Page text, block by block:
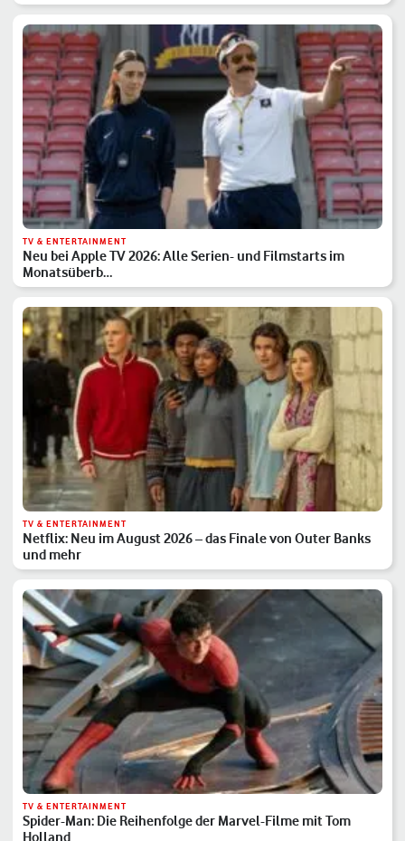
TV & ENTERTAINMENT
Neu bei Apple TV 2026: Alle Serien- und Filmstarts im
Monatsüberb…
TV & ENTERTAINMENT
Netflix: Neu im August 2026 – das Finale von Outer Banks
und mehr
TV & ENTERTAINMENT
Spider-Man: Die Reihenfolge der Marvel-Filme mit Tom
Holland